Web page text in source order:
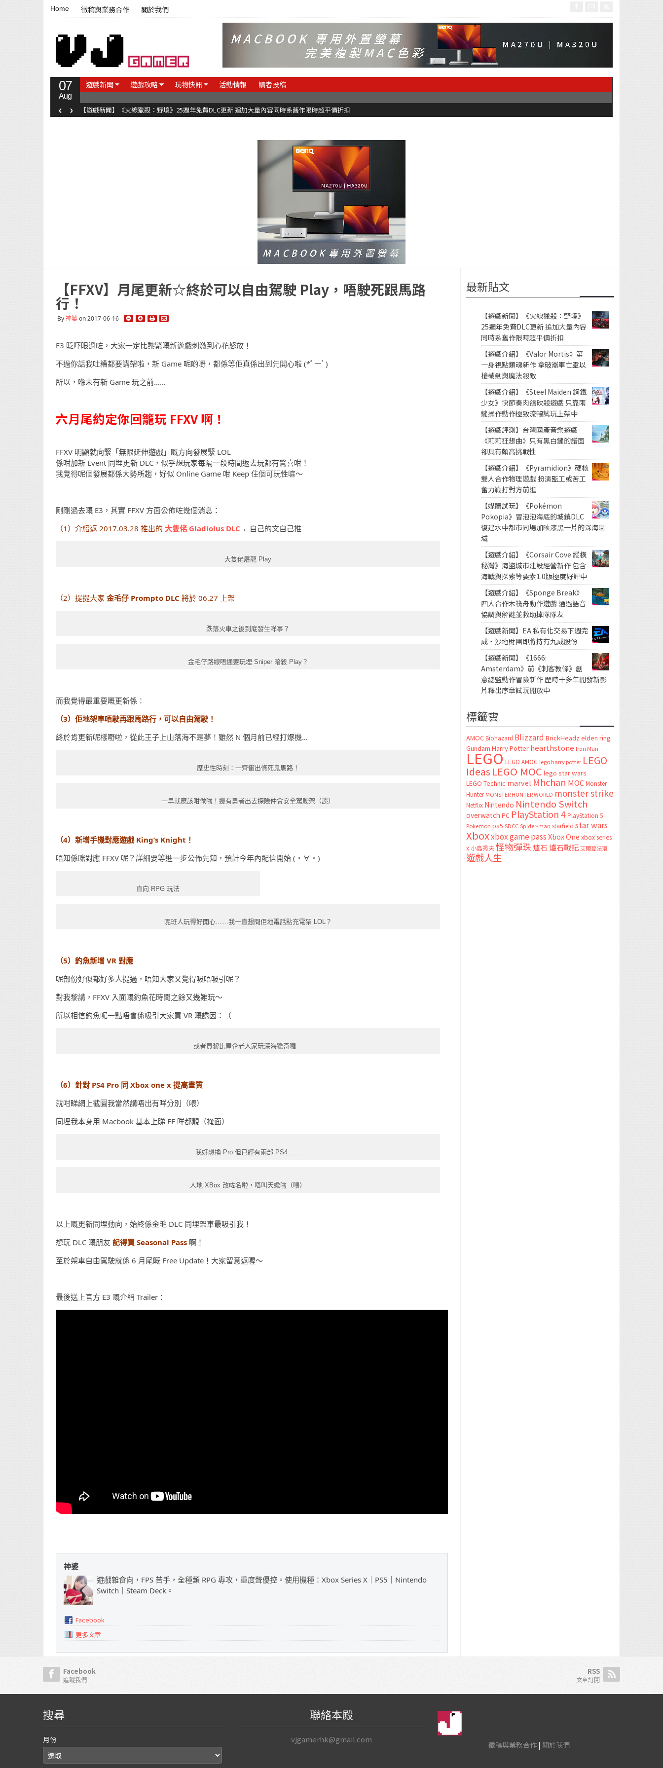
Home 徵稿與業務合作 關於我們
07
Aug
遊戲新聞 遊戲攻略 玩物快訊 活動情報 讀者投稿
【遊戲新聞】《火線獵殺：野境》25週年免費DLC更新 追加大量內容同時系舊作限時超平價折扣
‹ ›
【FFXV】月尾更新☆終於可以自由駕駛 Play，唔駛死跟馬路
行！
By神婆on 2017-06-16
E3 眨吓眼過咗，大家一定比黎緊嘅新遊戲刺激到心花怒放！
不過你話我吐糟都要講架啦，新 Game 呢啲嘢，都係等佢真係出到先開心啦 (*ﾟーﾟ)
所以，喺未有新 Game 玩之前……
六月尾約定你回籠玩 FFXV 啊！
FFXV 明顯就向緊「無限延伸遊戲」嘅方向發展緊 LOL
係咁加新 Event 同埋更新 DLC，似乎想玩家每隔一段時間返去玩都有驚喜咁！
我覺得呢個發展都係大勢所趨，好似 Online Game 咁 Keep 住個可玩性嘛～
剛剛過去嘅 E3，其實 FFXV 方面公佈咗幾個消息：
（1）介紹返 2017.03.28 推出的 大隻佬 Gladiolus DLC ←自己的文自己推
大隻佬屠龍 Play
（2）提提大家 金毛仔 Prompto DLC 將於 06.27 上架
跌落火車之後到底發生咩事？
金毛仔路線唔通要玩埋 Sniper 暗殺 Play？
而我覺得最重要嘅更新係：
（3） 佢地架車唔駛再跟馬路行，可以自由駕駛！
終於肯更新呢樣嘢啦，從此王子上山落海不是夢！雖然 N 個月前已經打爆機…
歷史性時刻：一齊衝出條死鬼馬路！
一早就應該咁做啦！邊有勇者出去探險仲會安全駕駛架（誤）
（4）新增手機對應遊戲 King’s Knight！
唔知係咪對應 FFXV 呢？詳細要等進一步公佈先知，預計今年內配信開始 (・∀・)
直向 RPG 玩法
呢班人玩得好開心……我一直想問佢地電話點充電架 LOL？
（5）釣魚新增 VR 對應
呢部份好似都好多人提過，唔知大家又覺得吸唔吸引呢？
對我黎講，FFXV 入面嘅釣魚花時間之餘又幾難玩～
所以相信釣魚呢一點唔會係吸引大家買 VR 嘅誘因：（
或者買黎比屋企老人家玩深海獵奇囉…
（6）針對 PS4 Pro 同 Xbox one x 提高畫質
就咁睇網上截圖我當然講唔出有咩分別（喂）
同埋我本身用 Macbook 基本上睇 FF 咩都靚（掩面）
我好想換 Pro 但已經有兩部 PS4……
人地 XBox 改咗名啦，唔叫天蠍啦（喂）
以上嘅更新同埋動向，始終係金毛 DLC 同埋架車最吸引我！
想玩 DLC 嘅朋友 記得買 Seasonal Pass 啊！
至於架車自由駕駛就係 6 月尾嘅 Free Update！大家留意返喔～
最後送上官方 E3 嘅介紹 Trailer：
神婆
遊戲雜食向，FPS 苦手，全種類 RPG 專攻，重度聲優控。使用機種：Xbox Series X｜PS5｜Nintendo
Switch｜Steam Deck。
Facebook
更多文章
最新貼文
【遊戲新聞】《火線獵殺：野境》
25週年免費DLC更新 追加大量內容
同時系舊作限時超平價折扣
【遊戲介紹】《Valor Mortis》第
一身視點類魂新作 拿破崙軍亡靈以
槍械劍與魔法殺敵
【遊戲介紹】《Steel Maiden 鋼鐵
少女》快節奏肉鴿砍殺遊戲 只靠兩
鍵操作動作極致流暢試玩上架中
【遊戲評測】台灣國產音樂遊戲
《莉莉狂想曲》只有黑白鍵的譜面
卻具有頗高挑戰性
【遊戲介紹】《Pyramidion》硬核
雙人合作物理遊戲 扮演監工或苦工
奮力鞭打對方前進
【媒體試玩】《Pokémon
Pokopia》冒泡泡海底的城鎮DLC
復建水中都市同場加映漆黑一片的深海區
域
【遊戲介紹】《Corsair Cove 縱橫
秘灣》海盜城市建設經營新作 包含
海戰與探索等要素1.0版極度好評中
【遊戲介紹】《Sponge Break》
四人合作木筏舟動作遊戲 通過語音
協調與解謎並救助掉隊隊友
【遊戲新聞】EA 私有化交易下週完
成・沙地財團即將持有九成股份
【遊戲新聞】《1666:
Amsterdam》前《刺客教條》創
意總監動作冒險新作 歷時十多年開發新影
片釋出序章試玩開放中
標籤雲
AMOC Biohazard Blizzard BrickHeadz elden ring
Gundam Harry Potter hearthstone Iron Man
LEGO LEGO AMOC lego harry potter LEGO
Ideas LEGO MOC lego star wars
LEGO Technic marvel Mhchan MOC Monster
Hunter MONSTER HUNTER WORLD monster strike
Netflix Nintendo Nintendo Switch
overwatch PC PlayStation 4 PlayStation 5
Pokemon ps5 SDCC Spider-man starfield star wars
Xboxxbox game passXbox One xbox series
x 小島秀夫怪物彈珠 爐石 爐石戰記艾爾登法環
遊戲人生
Facebook
追蹤我們
RSS
文章訂閱
搜尋
月份
聯絡本殿
vjgamerhk@gmail.com
徵稿與業務合作| 關於我們